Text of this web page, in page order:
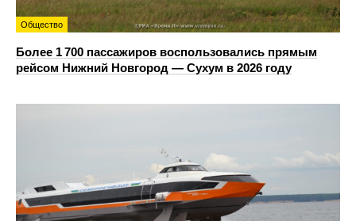
Общество
Более 1 700 пассажиров воспользовались прямым
рейсом Нижний Новгород — Сухум в 2026 году